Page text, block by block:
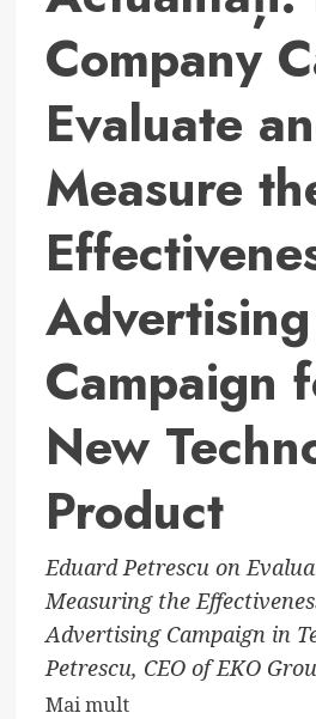
Company
Evaluate
Measure
Advertising
Campaign
New
Product
Eduard Petrescu on
Measuring the
Advertising Campaign in
Petrescu, CEO of EKO
Mai multRead